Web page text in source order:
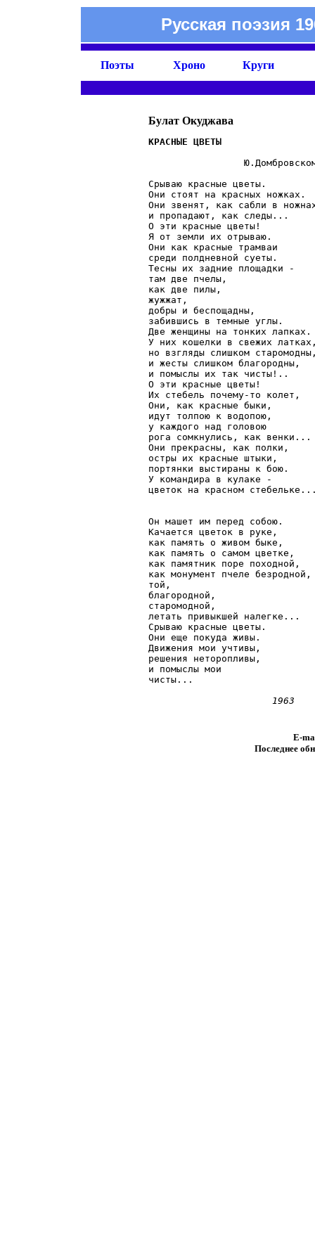
Русская поэзия
Поэты Хроно Круги
Булат Окуджава
Срываю красные цветы.
Они стоят на красных ножках.
Они звенят, как сабли в
и пропадают, как следы...
О эти красные цветы!
Я от земли их отрываю.
Они как красные трамваи
среди полдневной суеты.
Тесны их задние площадки -
там две пчелы,
как две пилы,
жужжат,
добры и беспощадны,
забившись в темные углы.
Две женщины на тонких лапках.
У них кошелки в свежих
но взгляды слишком
и жесты слишком благородны,
и помыслы их так чисты!..
О эти красные цветы!
Их стебель почему-то колет,
Они, как красные быки,
идут толпою к водопою,
у каждого над головою
рога сомкнулись, как венки...
Они прекрасны, как полки,
остры их красные штыки,
портянки выстираны к бою.
У командира в кулаке -
цветок на красном
Он машет им перед собою.
Качается цветок в руке,
как память о живом быке,
как память о самом цветке,
как памятник поре походной,
как монумент пчеле безродной,
той,
благородной,
старомодной,
летать привыкшей налегке...
Срываю красные цветы.
Они еще покуда живы.
Движения мои учтивы,
решения неторопливы,
и помыслы мои
чисты...
E-
Последнее